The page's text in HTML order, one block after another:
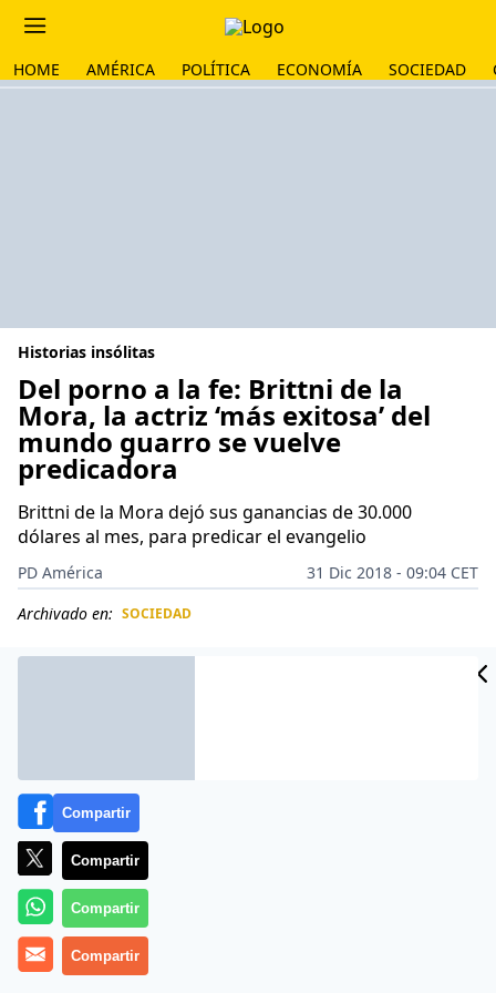
HOME AMÉRICA POLÍTICA ECONOMÍA SOCIEDAD
Historias insólitas
Del porno a la fe: Brittni de la
Mora, la actriz ‘más exitosa’ del
mundo guarro se vuelve
predicadora
Brittni de la Mora dejó sus ganancias de 30.000
dólares al mes, para predicar el evangelio
PD América
31 Dic 2018 - 09:04 CET
Archivado en: SOCIEDAD
Brittni de la Mora,
Compartir
Compartir
Compartir
Compartir